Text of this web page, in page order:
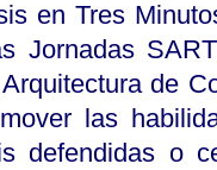
en Tres
Jornadas
de
las
defendidas o